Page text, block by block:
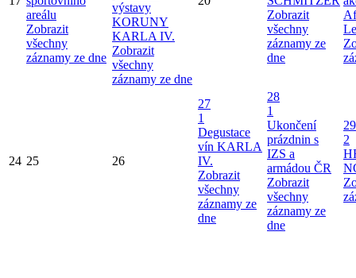
areálu
Zobrazit
všechny
záznamy ze dne
výstavy
KORUNY
KARLA IV.
Zobrazit
všechny
záznamy ze dne
Zobrazit
všechny
záznamy ze
dne
24 25 26
27
1
Degustace
vín KARLA
IV.
Zobrazit
všechny
záznamy ze
dne
28
1
Ukončení
prázdnin s
IZS a
armádou ČR
Zobrazit
všechny
záznamy ze
dne
29
2